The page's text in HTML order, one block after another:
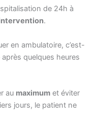
de 24h à
.
en ambulatoire, c’est-
quelques heures
au maximum et éviter
jours, le patient ne